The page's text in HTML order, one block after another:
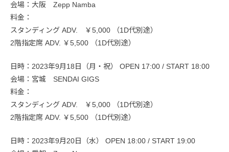
会場：大阪 Zepp Namba
料金：
スタンディング ADV. ￥5,000 （1D代別途）
2階指定席 ADV. ￥5,500 （1D代別途）
日時：2023年9月18日（月・祝） OPEN 17:00 / START 18:00
会場：宮城 SENDAI GIGS
料金：
スタンディング ADV. ￥5,000 （1D代別途）
2階指定席 ADV. ￥5,500 （1D代別途）
日時：2023年9月20日（水） OPEN 18:00 / START 19:00